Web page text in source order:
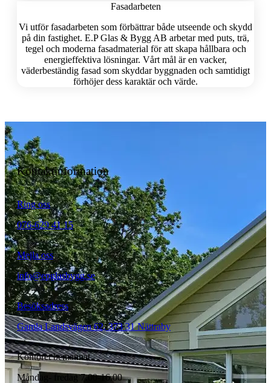
Fasadarbeten
Vi utför fasadarbeten som förbättrar både utseende och skydd
på din fastighet. E.P Glas & Bygg AB arbetar med puts, trä,
tegel och moderna fasadmaterial för att skapa hållbara och
energieffektiva lösningar. Vårt mål är en vacker,
väderbeständig fasad som skyddar byggnaden och samtidigt
förhöjer dess karaktär och värde.
Kontaktinformation
Ring oss
076-629 41 15
Mejla oss
info@epglasbygg.se
Besöksadress
Gamla Landsvägen 62, 373 31 Nättraby
Kontoret bemannat
Måndag- fredag 7.00-16.00